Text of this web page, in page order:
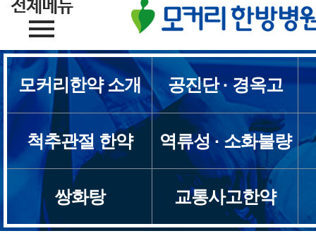
모커리한약 소개 공진단 · 경옥고
척추관절 한약 역류성 · 소화불량
쌍화탕 교통사고한약